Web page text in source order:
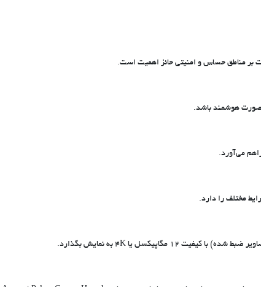
می‌آورد.